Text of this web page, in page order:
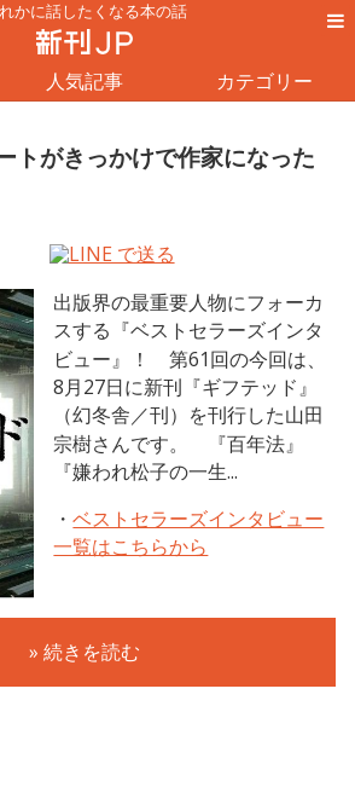
かに話したくなる本の話
人気記事 カテゴリー
トがきっかけで作家になった
出版界の最重要人物にフォーカ
スする『ベストセラーズインタ
ビュー』！ 第61回の今回は、
8月27日に新刊『ギフテッド』
（幻冬舎／刊）を刊行した山田
宗樹さんです。 『百年法』
『嫌われ松子の一生...
・ベストセラーズインタビュー
一覧はこちらから
» 続きを読む